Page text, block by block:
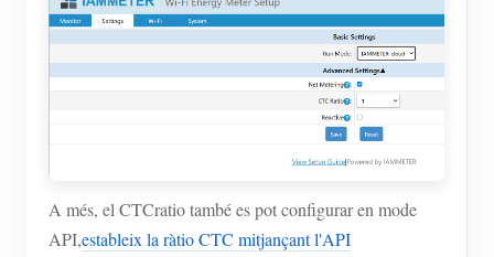
A més, el CTCratio també es pot configurar en mode
API,estableix la ràtio CTC mitjançant l'API